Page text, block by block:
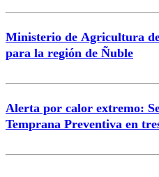
Ministerio de Agricultura
para la región de Ñuble
Alerta por calor extremo:
Temprana Preventiva en